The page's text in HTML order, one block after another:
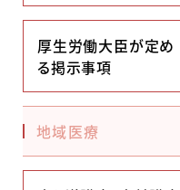
厚生労働大臣が定め
る掲示事項
地域医療